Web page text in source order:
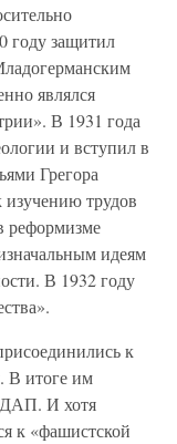
году защитил
являлся
В 1931 года
и вступил в
Грегора
трудов
реформизме
идеям
В 1932 году
к
В итоге им
И хотя
к «фашистской